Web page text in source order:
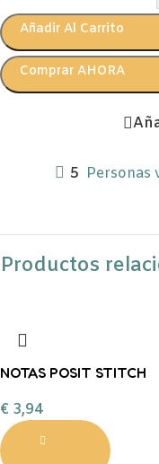
Añadir Al Carrito
Comprar AHORA
5 Personas
Productos
NOTAS POSIT STITCH
€ 3,94